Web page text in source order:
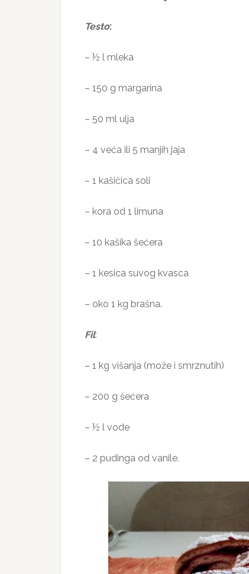
Testo:
– ½ l mleka
– 150 g margarina
– 50 ml ulja
– 4 veća ili 5 manjih jaja
– 1 kašičica soli
– kora od 1 limuna
– 10 kašika šećera
– 1 kesica suvog kvasca
– oko 1 kg brašna.
Fil:
– 1 kg višanja (može i smrznutih)
– 200 g šećera
– ½ l vode
– 2 pudinga od vanile.